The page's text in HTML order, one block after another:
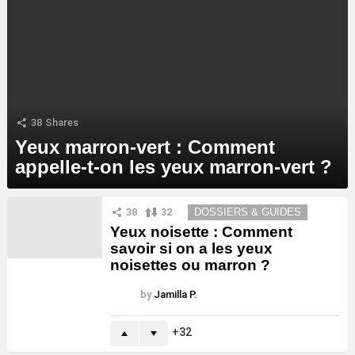
38 Shares
Yeux marron-vert : Comment
appelle-t-on les yeux marron-vert ?
38 32 DOSSIERS & GUIDES
Yeux noisette : Comment
savoir si on a les yeux
noisettes ou marron ?
by Jamilla P.
32